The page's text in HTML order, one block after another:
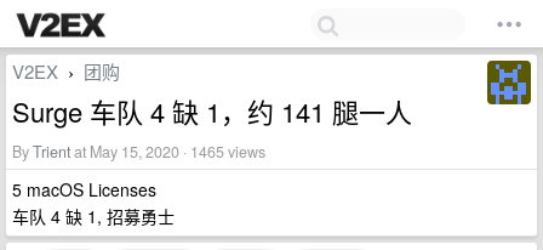
V2EX › 团购
Surge 车队 4 缺 1，约 141 腿一人
ByTrientat May 15, 2020 · 1465 views
5 macOS Licenses
车队 4 缺 1, 招募勇士